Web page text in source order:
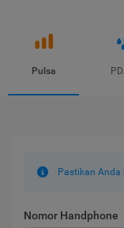
Pulsa
Pastikan Anda
Nomor Handphone